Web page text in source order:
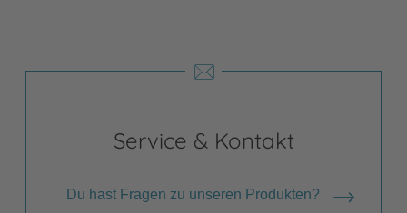
Service & Kontakt
Du hast Fragen zu unseren Produkten?